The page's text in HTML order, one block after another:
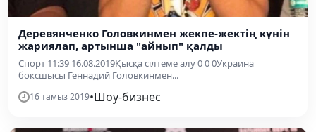
Деревянченко Головкинмен жекпе-жектің күнін
жариялап, артынша "айнып" қалды
Спорт 11:39 16.08.2019Қысқа сілтеме алу 0 0 0Украина
боксшысы Геннадий Головкинмен...
16 тамыз 2019•Шоу-бизнес